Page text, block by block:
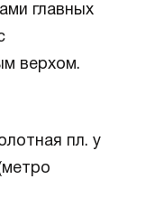
главных
верхом.
пл. у